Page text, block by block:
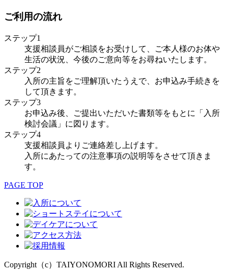
ご利用の流れ
ステップ1
支援相談員がご相談をお受けして、ご本人様のお体や
生活の状況、今後のご意向等をお尋ねいたします。
ステップ2
入所の主旨をご理解頂いたうえで、お申込み手続きを
して頂きます。
ステップ3
お申込み後、ご提出いただいた書類等をもとに「入所
検討会議」に図ります。
ステップ4
支援相談員よりご連絡差し上げます。
入所にあたっての注意事項の説明等をさせて頂きま
す。
PAGE TOP
Copyright（c）TAIYONOMORI All Rights Reserved.